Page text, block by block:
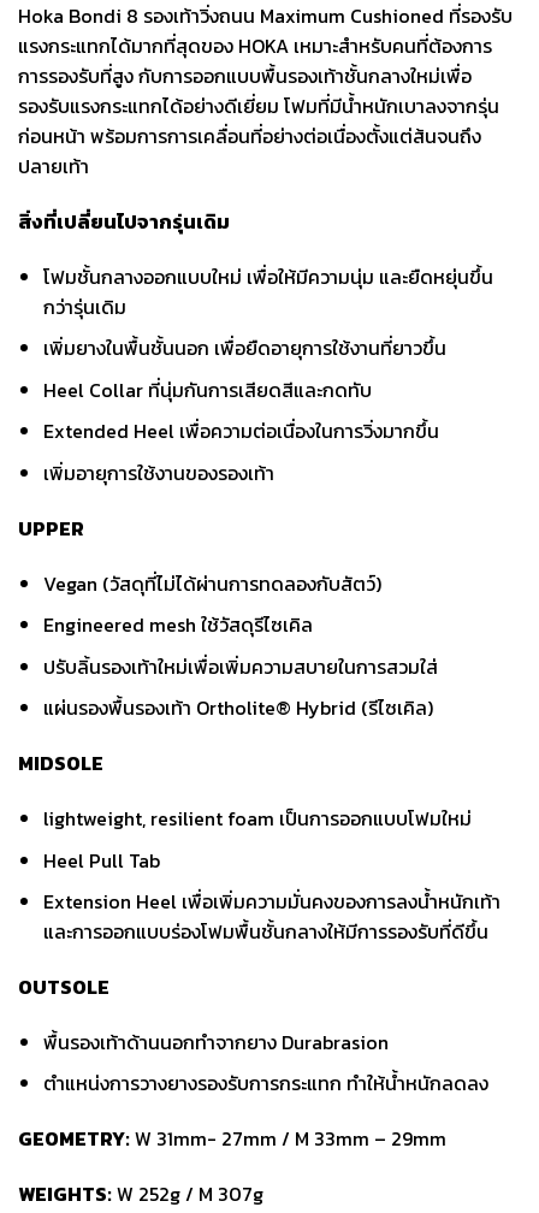
Hoka Bondi 8 รองเท้าวิ่งถนน Maximum Cushioned ที่รองรับ
แรงกระแทกได้มากที่สุดของ HOKA เหมาะสำหรับคนที่ต้องการ
การรองรับที่สูง กับการออกแบบพื้นรองเท้าชั้นกลางใหม่เพื่อ
รองรับแรงกระแทกได้อย่างดีเยี่ยม โฟมที่มีน้ำหนักเบาลงจากรุ่น
ก่อนหน้า พร้อมการการเคลื่อนที่อย่างต่อเนื่องตั้งแต่ส้นจนถึง
ปลายเท้า
สิ่งที่เปลี่ยนไปจากรุ่นเดิม
โฟมชั้นกลางออกแบบใหม่ เพื่อให้มีความนุ่ม และยืดหยุ่นขึ้น
กว่ารุ่นเดิม
เพิ่มยางในพื้นชั้นนอก เพื่อยืดอายุการใช้งานที่ยาวขึ้น
Heel Collar ที่นุ่มกันการเสียดสีและกดทับ
Extended Heel เพื่อความต่อเนื่องในการวิ่งมากขึ้น
เพิ่มอายุการใช้งานของรองเท้า
UPPER
Vegan (วัสดุที่ไม่ได้ผ่านการทดลองกับสัตว์)
Engineered mesh ใช้วัสดุรีไซเคิล
ปรับลิ้นรองเท้าใหม่เพื่อเพิ่มความสบายในการสวมใส่
แผ่นรองพื้นรองเท้า Ortholite® Hybrid (รีไซเคิล)
MIDSOLE
lightweight, resilient foam เป็นการออกแบบโฟมใหม่
Heel Pull Tab
Extension Heel เพื่อเพิ่มความมั่นคงของการลงน้ำหนักเท้า
และการออกแบบร่องโฟมพื้นชั้นกลางให้มีการรองรับที่ดีขึ้น
OUTSOLE
พื้นรองเท้าด้านนอกทำจากยาง Durabrasion
ตำแหน่งการวางยางรองรับการกระแทก ทำให้น้ำหนักลดลง
GEOMETRY:W 31mm- 27mm / M 33mm – 29mm
WEIGHTS:W 252g / M 307g